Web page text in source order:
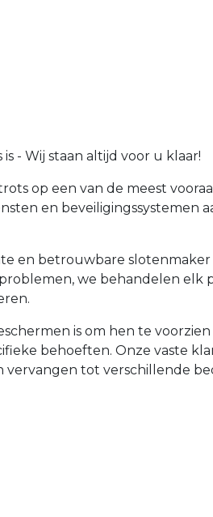
- Wij staan altijd voor u klaar!
op een van de meest
en beveiligingssystemen
en betrouwbare
we behandelen elk
is om hen te
behoeften. Onze vaste
tot verschillende